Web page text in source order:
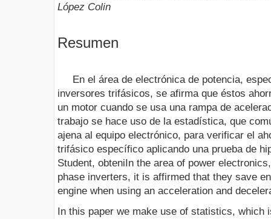
López Colin
Resumen
En el área de electrónica de potencia,
inversores trifásicos, se afirma que éstos
un motor cuando se usa una rampa de
trabajo se hace uso de la estadística, que
ajena al equipo electrónico, para verificar el
trifásico específico aplicando una prueba de
Student, obteniIn the area of power
phase inverters, it is affirmed that they save
engine when using an acceleration and
In this paper we make use of statistics, which